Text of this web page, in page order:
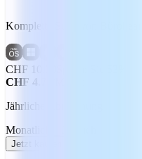
Komplette Suite von
CHF 10.00
CHF 4.73
Jährliche Abrechnung
Monatlich
Jetzt kaufen